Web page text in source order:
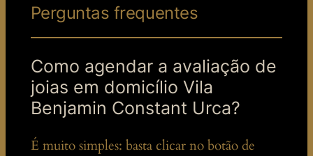
Perguntas frequentes
Como agendar a avaliação de
joias em domicílio Vila
Benjamin Constant Urca?
É muito simples: basta clicar no botão de